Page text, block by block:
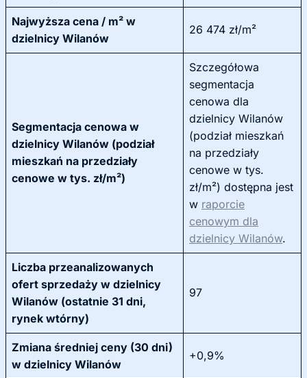
Najwyższa cena / m² w
dzielnicy Wilanów
26 474 zł/m²
Segmentacja cenowa w
dzielnicy Wilanów (podział
mieszkań na przedziały
cenowe w tys. zł/m²)
Szczegółowa
segmentacja
cenowa dla
dzielnicy Wilanów
(podział mieszkań
na przedziały
cenowe w tys.
zł/m²) dostępna jest
w raporcie
cenowym dla
dzielnicy Wilanów.
Liczba przeanalizowanych
ofert sprzedaży w dzielnicy
Wilanów (ostatnie 31 dni,
rynek wtórny)
97
Zmiana średniej ceny (30 dni)
w dzielnicy Wilanów
+0,9%